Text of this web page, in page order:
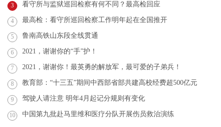
3 看守所与监狱巡回检察有何不同？最高检回应
4 最高检：看守所巡回检察工作明年起在全国推开
5 鲁南高铁山东段全线贯通
6 2021，谢谢你的“手”护！
7 2021，谢谢你！最英勇的解放军，最可爱的子弟兵！
8 教育部：“十三五”期间中西部省部共建高校经费超500亿元
9 驾驶人请注意 明年4月起记分规则有变化
10 中国第九批赴马里维和医疗分队开展伤员救治演练